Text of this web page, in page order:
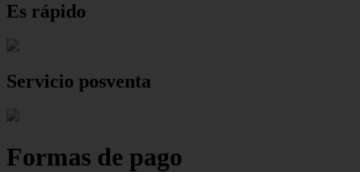
Es rápido
Servicio posventa
Formas de pago